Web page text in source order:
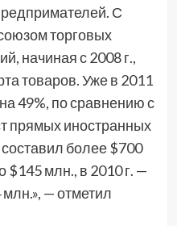
С
торговых
начиная с 2008 г.,
товаров. Уже в 2011
49%, по сравнению с
прямых иностранных
более $700
$145 млн., в 2010 г. —
— отметил